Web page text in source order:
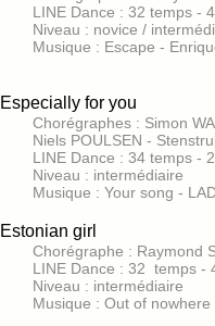
LINE Dance : 32 temps -
Niveau : novice /
Musique : Escape -
Especially for you
Chorégraphes : Simon
Niels POULSEN -
LINE Dance : 34 temps -
Niveau : intermédiaire
Musique : Your song -
Estonian girl
Chorégraphe : Raymond
LINE Dance : 32 temps -
Niveau : intermédiaire
Musique : Out of nowhere